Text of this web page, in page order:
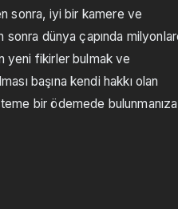
sonra, iyi bir kamere ve
sonra dünya çapında
yeni fikirler bulmak ve
başına kendi hakkı olan
bir ödemede bulunmanıza